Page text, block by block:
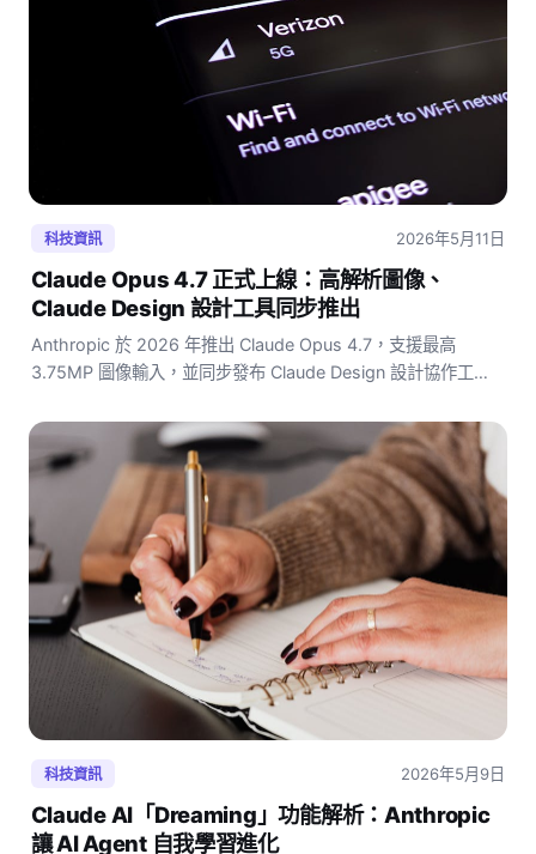
科技資訊 2026年5月11日
Claude Opus 4.7 正式上線：高解析圖像、
Claude Design 設計工具同步推出
Anthropic 於 2026 年推出 Claude Opus 4.7，支援最高
3.75MP 圖像輸入，並同步發布 Claude Design 設計協作工
科技資訊 2026年5月9日
Claude AI「Dreaming」功能解析：Anthropic
讓 AI Agent 自我學習進化